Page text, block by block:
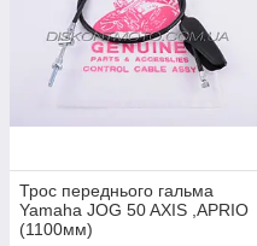
Трос переднього гальма
Yamaha JOG 50 AXIS ,APRIO
(1100мм)